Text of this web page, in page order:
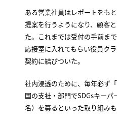
ある営業社員はレポートをも
提案を行うようになり、顧客
た。これまでは受付の手前ま
応接室に入れてもらい役員ク
契約に結びついた。
社内浸透のために、毎年必ず
国の支社・部門でSDGsキー
名）を募るといった取り組みも